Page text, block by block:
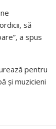
să
a spus
pentru
și muzicieni